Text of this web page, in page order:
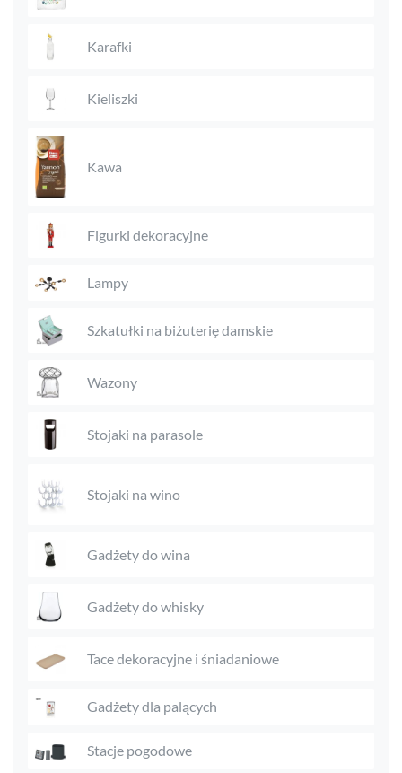
Karafki
Kieliszki
Kawa
Figurki dekoracyjne
Lampy
Szkatułki na biżuterię damskie
Wazony
Stojaki na parasole
Stojaki na wino
Gadżety do wina
Gadżety do whisky
Tace dekoracyjne i śniadaniowe
Gadżety dla palących
Stacje pogodowe